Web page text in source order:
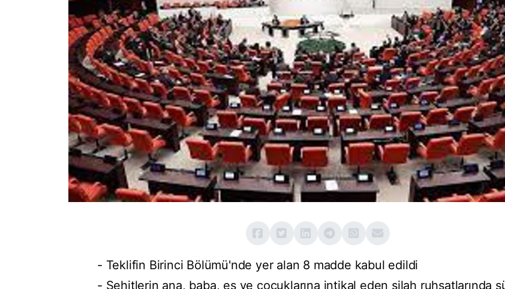
- Teklifin Birinci Bölümü'nde yer alan 8 madde kabul edildi
- Şehitlerin ana, baba, eş ve çocuklarına intikal eden silah ruhsatlarında